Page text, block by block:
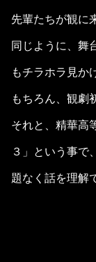
先輩たちが観に
同じように、舞
もチラホラ見か
もちろん、観劇
それと、精華高
３」という事で
題なく話を理解